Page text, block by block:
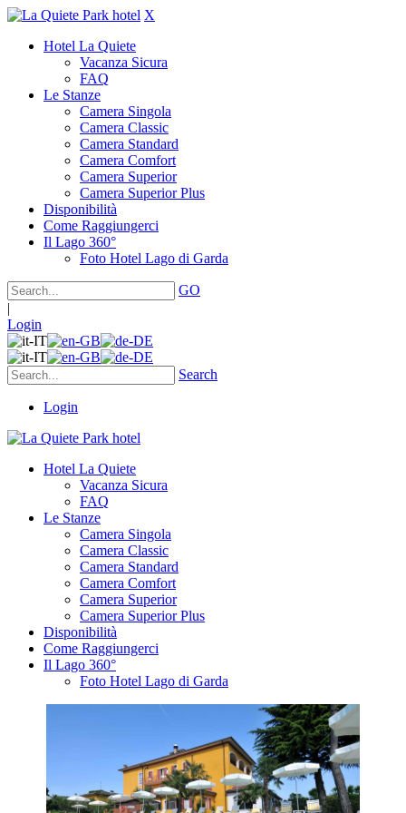
X
Hotel La Quiete
Vacanza Sicura
FAQ
Le Stanze
Camera Singola
Camera Classic
Camera Standard
Camera Comfort
Camera Superior
Camera Superior Plus
Disponibilità
Come Raggiungerci
Il Lago 360°
Foto Hotel Lago di Garda
GO
|
Login
Search
Login
Hotel La Quiete
Vacanza Sicura
FAQ
Le Stanze
Camera Singola
Camera Classic
Camera Standard
Camera Comfort
Camera Superior
Camera Superior Plus
Disponibilità
Come Raggiungerci
Il Lago 360°
Foto Hotel Lago di Garda